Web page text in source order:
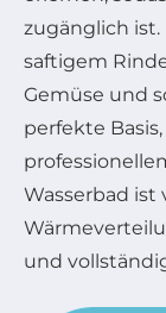
zugänglich ist.
saftigem
Gemüse und
perfekte
Wasserbad
und